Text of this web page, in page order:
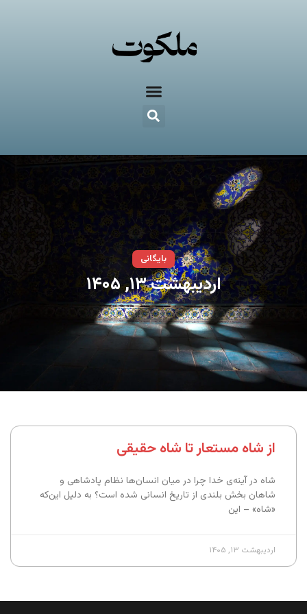
بایگانی
اردیبهشت ۱۳, ۱۴۰۵
از شاه مستعار تا شاه حقیقی
شاه در آینه‌ی خدا چرا در میان انسان‌ها نظام پادشاهی و
شاهان بخش بلندی از تاریخ انسانی شده است؟ به دلیل این‌که
«شاه» – این‌
اردیبهشت ۱۳, ۱۴۰۵